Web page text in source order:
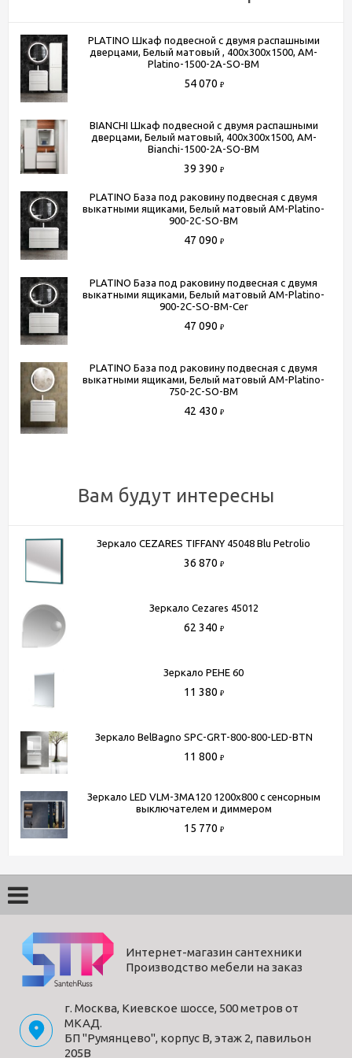
Механизм доводчика
Да
Ширина, см
100
Высота, см
Глубина, см
Цвет
белый матовый
Комплектация
крепление к стене ; ящики с
доводчиками
Способы получения товара:
- Самовывоз из шоу-рума по адресу Киевское шоссе, 500
метров от МКАД. БП "Румянцево", корпус В, этаж 2,
павильон 205В
- Доставка по Москве в пределах МКАД (стоимость
доставки рассчитывается менеджером после оформления
- Доставка до терминала любой транспортной компании
(для всей России)
Более подробную информацию вы можете получить по
PLATINO Шкаф подвесной с двумя распашными
дверцами, Белый матовый , 400x300x1500, AM-
Platino-1500-2A-SO-BM
54 070 ₽
BIANCHI Шкаф подвесной с двумя распашными
дверцами, Белый матовый, 400x300x1500, AM-
Bianchi-1500-2A-SO-BM
39 390 ₽
PLATINO База под раковину подвесная с двумя
выкатными ящиками, Белый матовый AM-Platino-
900-2C-SO-BM
47 090 ₽
PLATINO База под раковину подвесная с двумя
выкатными ящиками, Белый матовый AM-Platino-
900-2C-SO-BM-Cer
47 090 ₽
PLATINO База под раковину подвесная с двумя
выкатными ящиками, Белый матовый AM-Platino-
750-2C-SO-BM
42 430 ₽
Вам будут интересны
Зеркало CEZARES TIFFANY 45048 Blu Petrolio
36 870 ₽
Зеркало Cezares 45012
62 340 ₽
Зеркало РЕНЕ 60
11 380 ₽
Зеркало BelBagno SPC-GRT-800-800-LED-BTN
11 800 ₽
Зеркало LED VLM-3MA120 1200х800 c сенсорным
выключателем и диммером
15 770 ₽
Интернет-магазин сантехники
Производство мебели на заказ
г. Москва, Киевское шоссе, 500 метров от
МКАД.
БП "Румянцево", корпус В, этаж 2, павильон
205В